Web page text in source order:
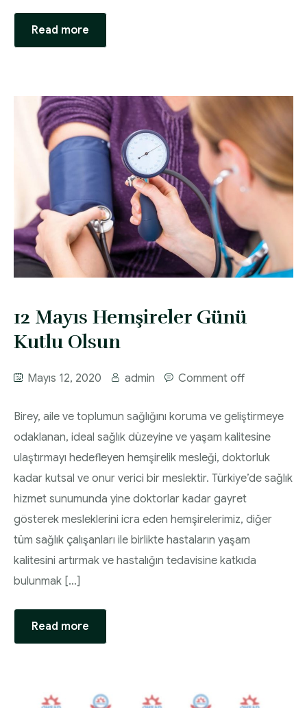
Read more
12 Mayıs Hemşireler Günü
Kutlu Olsun
Mayıs 12, 2020 admin Comment off
Birey, aile ve toplumun sağlığını koruma ve geliştirmeye
odaklanan, ideal sağlık düzeyine ve yaşam kalitesine
ulaştırmayı hedefleyen hemşirelik mesleği, doktorluk
kadar kutsal ve onur verici bir meslektir. Türkiye’de sağlık
hizmet sunumunda yine doktorlar kadar gayret
gösterek mesleklerini icra eden hemşirelerimiz, diğer
tüm sağlık çalışanları ile birlikte hastaların yaşam
kalitesini artırmak ve hastalığın tedavisine katkıda
bulunmak […]
Read more